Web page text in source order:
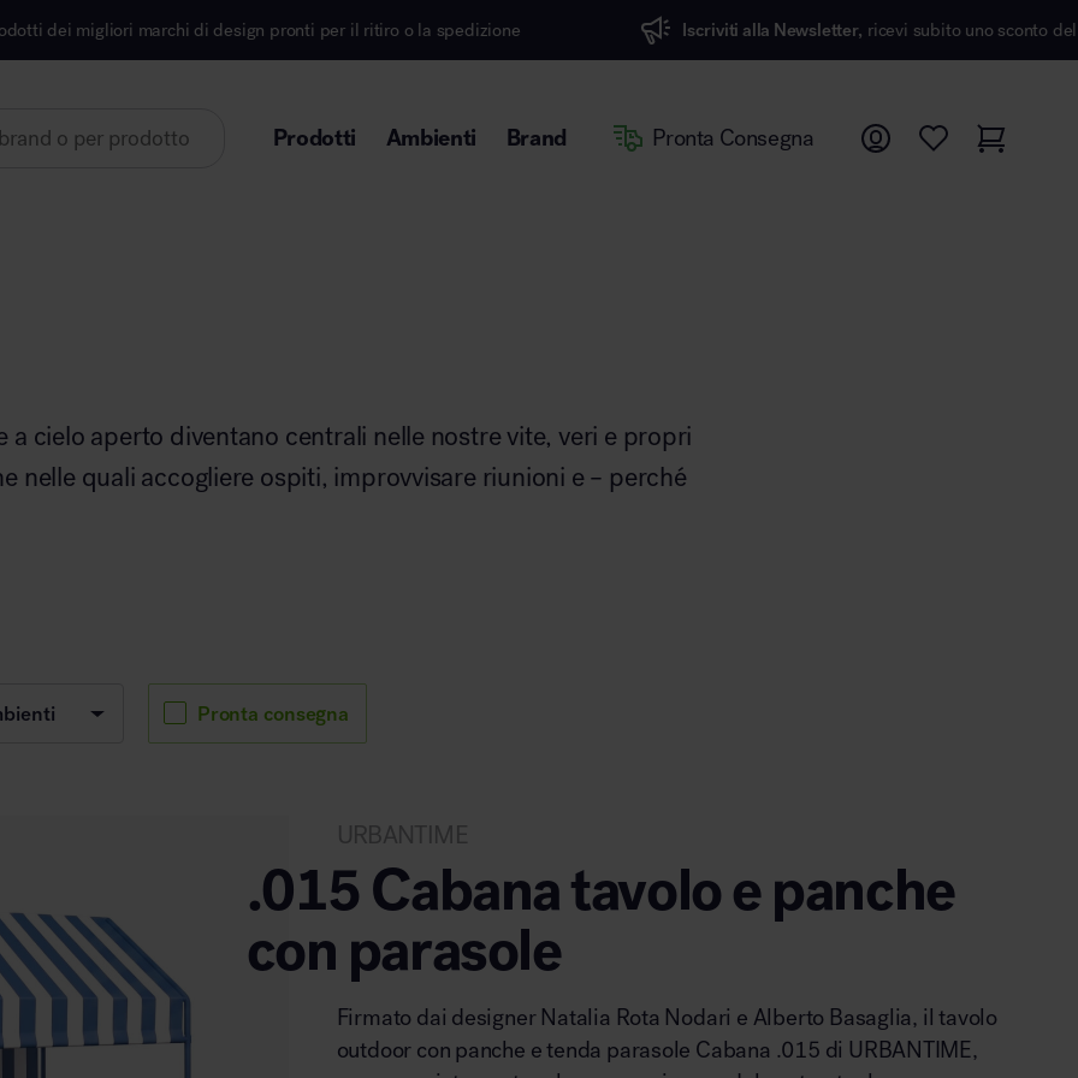
marchi di design pronti per il ritiro o la spedizione Iscriviti alla Newsletter, ricevi subito uno sconto del 7%
Prodotti Ambienti Brand Pronta Consegna
Area direzionale
a cielo aperto diventano centrali nelle nostre vite, veri e propri
nelle quali accogliere ospiti, improvvisare riunioni e – perché
Pronta consegna
URBANTIME
.015 Cabana tavolo e panche
con parasole
Firmato dai designer Natalia Rota Nodari e Alberto Basaglia, il tavolo
outdoor con panche e tenda parasole Cabana .015 di URBANTIME,